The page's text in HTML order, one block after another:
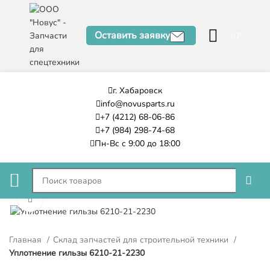
Оставить заявку
г. Хабаровск
info@novusparts.ru
+7 (4212) 68-06-86
+7 (984) 298-74-68
Пн-Вс с 9:00 до 18:00
Нажмите, чтобы увеличить
Главная
Склад запчастей для строительной техники
Уплотнение гильзы 6210-21-2230